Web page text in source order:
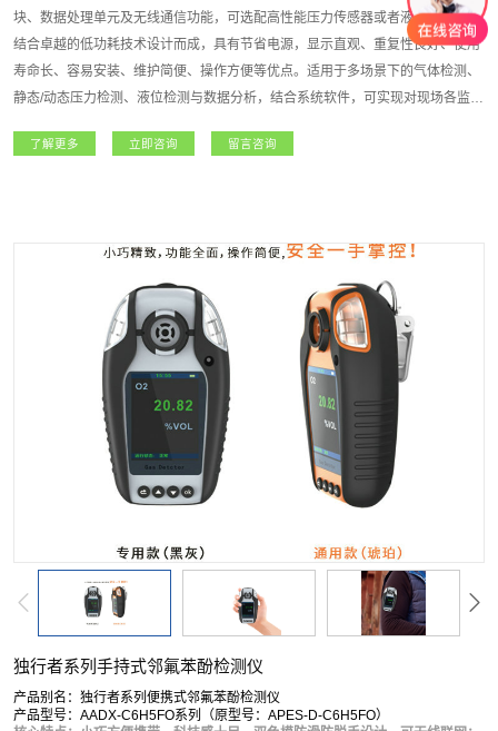
块、数据处理单元及无线通信功能，可选配高性能压力传感器或者液位传感器，
结合卓越的低功耗技术设计而成，具有节省电源，显示直观、重复性良好、使用
寿命长、容易安装、维护简便、操作方便等优点。适用于多场景下的气体检测、
静态/动态压力检测、液位检测与数据分析，结合系统软件，可实现对现场各监测
数据，对现场设备的安全风险进行预估。适用于无人值守设备的数据采集、有限
了解更多 立即咨询 留言咨询
独行者系列手持式邻氟苯酚检测仪
产品别名：独行者系列便携式邻氟苯酚检测仪
产品型号：AADX-C6H5FO系列（原型号：APES-D-C6H5FO）